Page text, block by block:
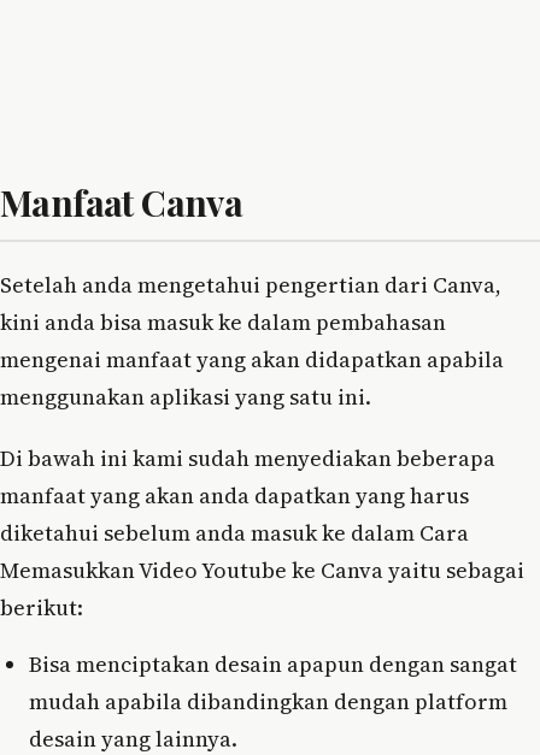
Manfaat Canva
Setelah anda mengetahui pengertian dari Canva,
kini anda bisa masuk ke dalam pembahasan
mengenai manfaat yang akan didapatkan apabila
menggunakan aplikasi yang satu ini.
Di bawah ini kami sudah menyediakan beberapa
manfaat yang akan anda dapatkan yang harus
diketahui sebelum anda masuk ke dalam Cara
Memasukkan Video Youtube ke Canva yaitu sebagai
berikut:
Bisa menciptakan desain apapun dengan sangat
mudah apabila dibandingkan dengan platform
desain yang lainnya.